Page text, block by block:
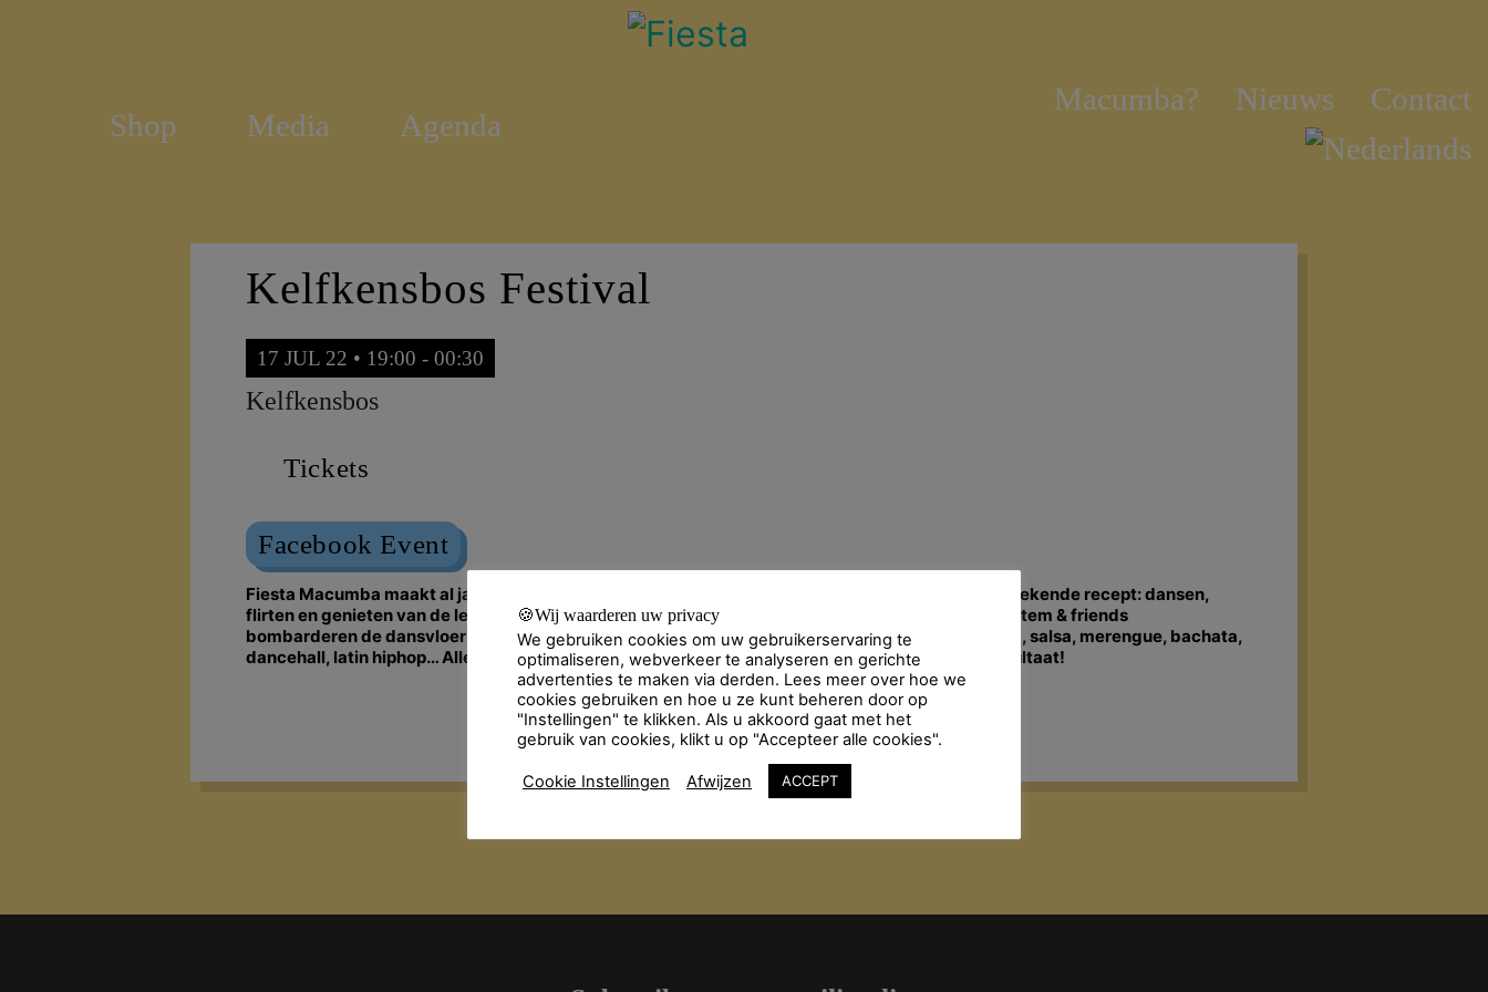
Shop Media Agenda
Macumba? Nieuws Contact
Kelfkensbos Festival
17 JUL 22 • 19:00 - 00:30
Kelfkensbos
Tickets
Facebook Event
Fiesta Macumba maakt al jaren door heel Nederland het nachtleven onveilig met het inmiddels bekende recept: dansen,
flirten en genieten van de lekkerste Música Latina, van toen en nu. De Fiesta Macumba Soundsystem & friends
bombarderen de dansvloer met een molotovcocktail van exotische geluiden: reggaeton, cumbia, salsa, merengue, bachata,
dancehall, latin hiphop… Alles wordt in de blender gegooid met een dampende dansvloer als resultaat!
🍪Wij waarderen uw privacy
We gebruiken cookies om uw gebruikerservaring te
optimaliseren, webverkeer te analyseren en gerichte
advertenties te maken via derden. Lees meer over hoe we
cookies gebruiken en hoe u ze kunt beheren door op
"Instellingen" te klikken. Als u akkoord gaat met het
gebruik van cookies, klikt u op "Accepteer alle cookies".
Cookie Instellingen Afwijzen ACCEPT